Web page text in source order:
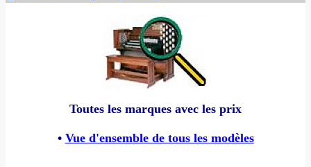
Toutes les marques avec les prix
• Vue d'ensemble de tous les modèles